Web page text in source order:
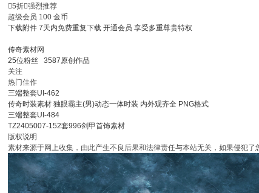
5折强烈推荐
超级会员 100 金币
下载附件 7天内免费重复下载 开通会员 享受多重尊贵特权
传奇素材网
25位粉丝 3587原创作品
关注
热门佳作
三端整套UI-462
传奇时装素材 独眼霸主(男)动态一体时装 内外观齐全 PNG格式
三端整套UI-484
TZ2405007-152套996剑甲首饰素材
版权说明
素材来源于网上收集，由此产生不良后果和法律责任与本站无关，如果侵犯